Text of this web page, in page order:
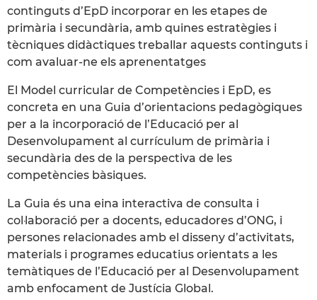
continguts d’EpD incorporar en les etapes de
primària i secundària, amb quines estratègies i
tècniques didàctiques treballar aquests continguts i
com avaluar-ne els aprenentatges
El Model curricular de Competències i EpD, es
concreta en una Guia d’orientacions pedagògiques
per a la incorporació de l’Educació per al
Desenvolupament al currículum de primària i
secundària des de la perspectiva de les
competències bàsiques.
La Guia és una eina interactiva de consulta i
col·laboració per a docents, educadores d’ONG, i
persones relacionades amb el disseny d’activitats,
materials i programes educatius orientats a les
temàtiques de l’Educació per al Desenvolupament
amb enfocament de Justícia Global.